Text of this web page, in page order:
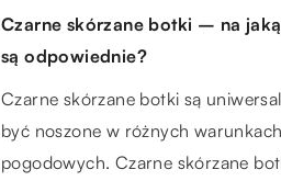
trudniejsze. Oto kilka wskazówek,
Czarne skórzane botki – na
są odpowiednie?
Czarne skórzane botki są
być noszone w różnych warunkach
pogodowych. Czarne skórzane
Czy dywan to dobra ozdoba
Podczas aranżacji wnętrz, po
oraz koloru ścian, przychodzi
podłogę. Dekoracja tego elementu
pomieszczenia nie jest wcale […]